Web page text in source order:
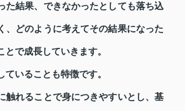
た結果、できなかったとしても落ち込
、どのように考えてその結果になった
とで成長していきます。
ていることも特徴です。
触れることで身につきやすいとし、基